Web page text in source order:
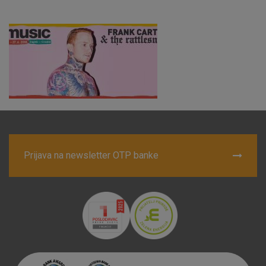
Prijava na newsletter OTP banke
Ovi kolačići nužni su za funkcioniranje internetske stranice i
ne mogu se isključiti u našim sustavima. Uobičajeno se
postavljaju kao odgovor na vaše radnje koje uključuju zahtjev
za uslugama, kao što su postavke kolačića. Svoj preglednik
možete postaviti da blokira te kolačiće ili pošalje upozorenje
o njima, ali u tom slučaju neki dijelovi stranice neće raditi. Ti
kolačići ne pohranjuju nikakve informacije koje bi vas mogle
identificirati.